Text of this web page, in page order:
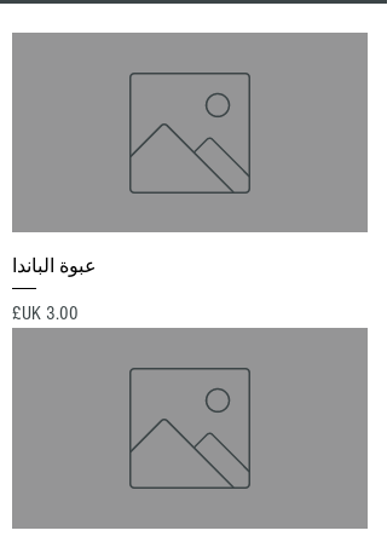
عبوة الباندا
السعر